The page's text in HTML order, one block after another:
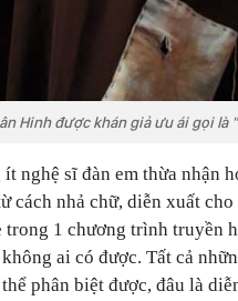
Hinh được khán giả ưu ái gọi là
nghệ sĩ đàn em thừa nhận
cách nhả chữ, diễn xuất
trong 1 chương trình truyền
ai có được. Tất cả
phân biệt được, đâu là